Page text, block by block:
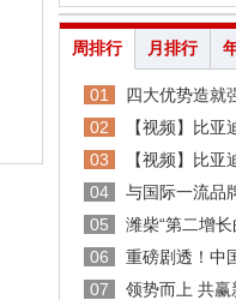
周排行 月排行
01 四大优势造就
02
【视频】比
03
【视频】比亚
04
与国际一流品
05
潍柴“第二增长
06
重磅剧透！中
07
领势而上 共